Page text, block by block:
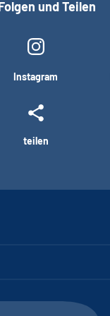
und Teilen
Instagram
teilen